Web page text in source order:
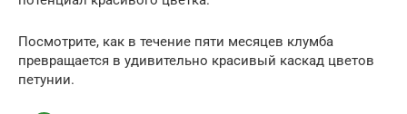
Посмотрите, как в течение пяти месяцев клумба
превращается в удивительно красивый каскад цветов
петунии.